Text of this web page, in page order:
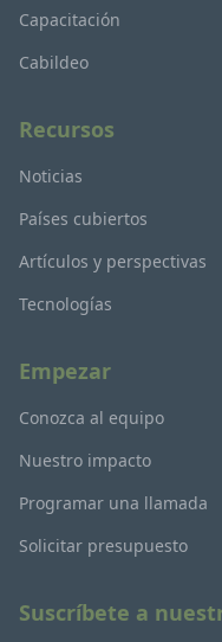
Capacitación
Cabildeo
Recursos
Noticias
Países cubiertos
Artículos y perspectivas
Tecnologías
Empezar
Conozca al equipo
Nuestro impacto
Programar una llamada
Solicitar presupuesto
Suscríbete a